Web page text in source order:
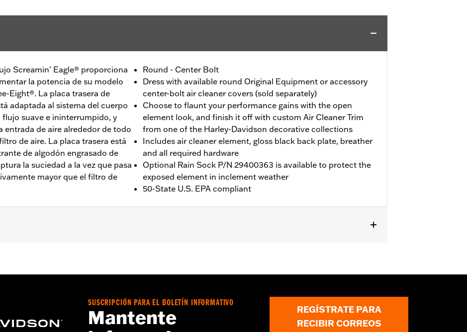
Screamin' Eagle® proporciona
la potencia de su modelo
Eight®. La placa trasera de
adaptada al sistema del cuerpo
suave e ininterrumpido, y
entrada de aire alrededor de todo
de aire. La placa trasera está
de algodón engrasado de
la suciedad a la vez que pasa
mayor que el filtro de
Round - Center Bolt
Dress with available round Original Equipment or accessory
center-bolt air cleaner covers (sold separately)
Choose to flaunt your performance gains with the open
element look, and finish it off with custom Air Cleaner Trim
from one of the Harley-Davidson decorative collections
Includes air cleaner element, gloss black back plate, breather
and all required hardware
Optional Rain Sock P/N 29400363 is available to protect the
exposed element in inclement weather
50-State U.S. EPA compliant
de una decoración o cubierta del depurador de aire redonda accesoria No es compatible con la
de Screamin' Eagle debidamente instalada en el concesionario. Para obtener información
visita H-D.com/shop. No se adapta a los modelos con refrigeración central
SUSCRIPCIÓN PARA EL BOLETÍN INFORMATIVO
Mantente
REGÍSTRATE PARA
RECIBIR CORREOS